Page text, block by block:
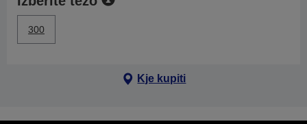
300
Kje kupiti